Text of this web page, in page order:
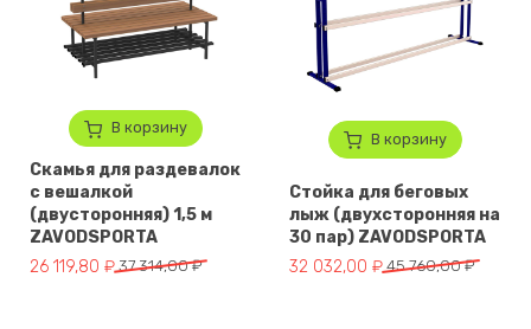
В корзину
Скамья для раздевалок
с вешалкой
(двусторонняя) 1,5 м
ZAVODSPORTA
37 314,00₽
Первоначальная цена составляла 37 314,00 ₽.
26 119,80 ₽
Текущая цена: 26 119,80 ₽.
В корзину
Стойка для беговых
лыж (двухсторонняя на
30 пар) ZAVODSPORTA
45 760,00₽
Первоначальная цена
32 032,00 ₽
Текущая цена: 32 032,00 ₽.